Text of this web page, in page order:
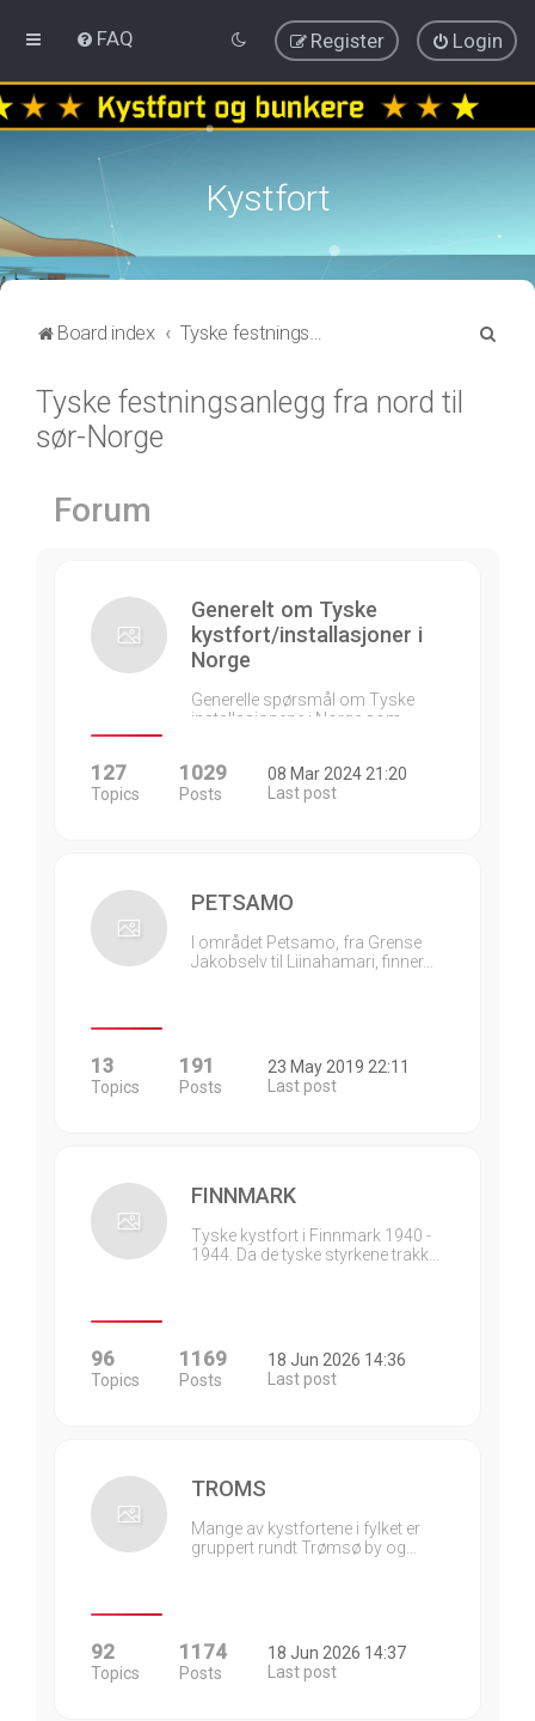
FAQ Login
Register
Kystfort
Board index Tyske festningsanlegg fra nord til sør-Norge
Tyske festningsanlegg fra nord til
sør-Norge
Forum
Generelt om Tyske
kystfort/installasjoner i
Norge
Generelle spørsmål om Tyske
installasjonene i Norge som…
127
Topics
1029
Posts
08 Mar 2024 21:20
Last post
PETSAMO
I området Petsamo, fra Grense
Jakobselv til Liinahamari, finner…
13
Topics
191
Posts
23 May 2019 22:11
Last post
FINNMARK
Tyske kystfort i Finnmark 1940 -
1944. Da de tyske styrkene trakk…
96
Topics
1169
Posts
18 Jun 2026 14:36
Last post
TROMS
Mange av kystfortene i fylket er
gruppert rundt Trømsø by og…
92
Topics
1174
Posts
18 Jun 2026 14:37
Last post